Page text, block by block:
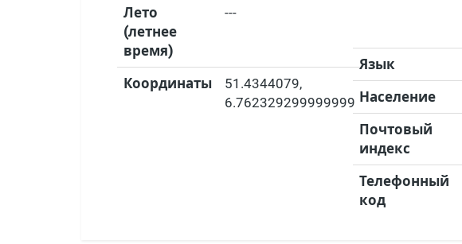
Лето
(летнее
время)
---
Координаты 51.4344079,
6.762329299999999
Язык
Население
Почтовый
индекс
Телефонный
код